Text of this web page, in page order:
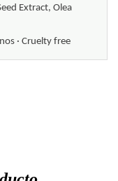
Extract, Olea
· Cruelty free